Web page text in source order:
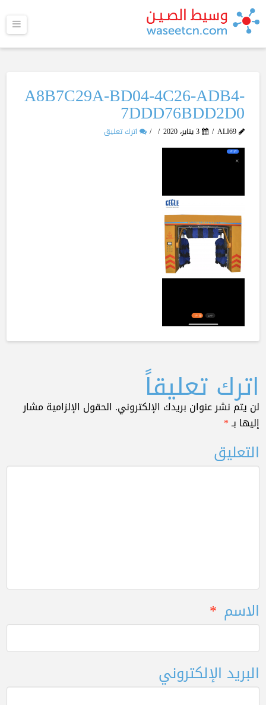
A8B7C29A-BD04-4C26-ADB4-
7DDD76BDD2D0
ALI69 3 يناير، 2020 اترك تعليق
اترك تعليقاً
لن يتم نشر عنوان بريدك الإلكتروني. الحقول الإلزامية مشار
إليها بـ*
التعليق
الاسم *
البريد الإلكتروني